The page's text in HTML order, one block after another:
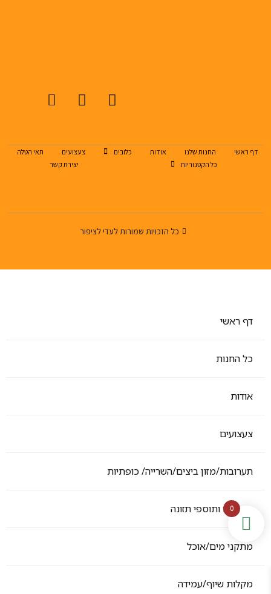
דף ראשי החנות שלנו אודות כלובים צעצועים
תאי הטלה
כל הקטגוריות
יצירת קשר
כל הזכויות שמורות לעדי לציפור
0
דף ראשי
כל החנות
אודות
צעצועים
תערובות/מזון ביצים/השרייה/ כופתיות
ויטמנים ותוספי תזונה
מתקני מים/אוכל
מקלות שיוף/עמידה